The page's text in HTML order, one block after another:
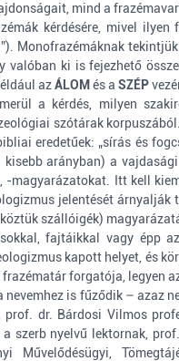
mind a
kérdésére, mivel
Monofrazémáknak
valóban ki is fejezhető
azÁLOM és a SZÉP
a kérdés, milyen
szótárak
eredetűek: „sírás és
arányban) a
-magyarázatokat. Itt kell
jelentését
szállóigék)
fajtáikkal vagy épp
kapott helyet, és
frazématár forgatója, legyen
nevemhez is fűződik – azaz
prof. dr. Bárdosi Vilmos
szerb nyelvű lektornak,
Művelődésügyi,